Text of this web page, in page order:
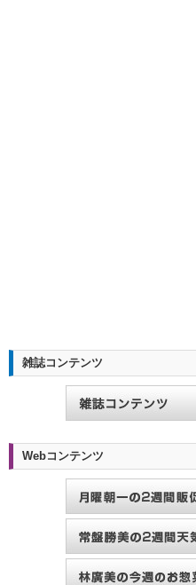
雑誌コンテンツ
Webコンテンツ